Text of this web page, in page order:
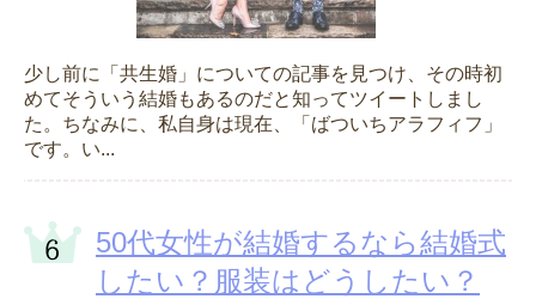
少し前に「共生婚」についての記事を見つけ、その時初
めてそういう結婚もあるのだと知ってツイートしまし
た。ちなみに、私自身は現在、「ばついちアラフィフ」
です。い...
50代女性が結婚するなら結婚式
したい？服装はどうしたい？